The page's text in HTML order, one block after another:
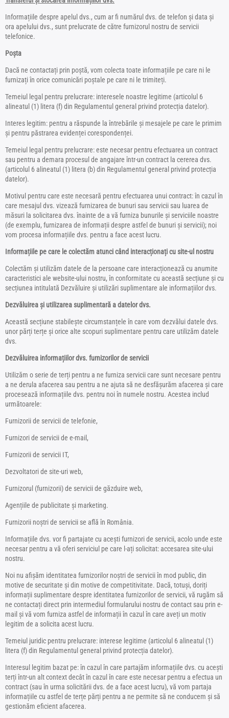
Informațiile despre apelul dvs., cum ar fi numărul dvs. de telefon și data și
ora apelului dvs., sunt prelucrate de către furnizorul nostru de servicii
telefonice.
Poșta
Dacă ne contactați prin poștă, vom colecta toate informațiile pe care ni le
furnizați în orice comunicări poștale pe care ni le trimiteți.
Temeiul legal pentru prelucrare: interesele noastre legitime (articolul 6
alineatul (1) litera (f) din Regulamentul general privind protecția datelor).
Interes legitim: pentru a răspunde la întrebările și mesajele pe care le primim
și pentru păstrarea evidenței corespondenței.
Temeiul legal pentru prelucrare: este necesar pentru efectuarea un contract
sau pentru a demara procesul de angajare într-un contract la cererea dvs.
(articolul 6 alineatul (1) litera (b) din Regulamentul general privind protecția
datelor).
Motivul pentru care este necesară pentru efectuarea unui contract: în cazul în
care mesajul dvs. vizează furnizarea de bunuri sau servicii sau luarea de
măsuri la solicitarea dvs. înainte de a vă furniza bunurile și serviciile noastre
(de exemplu, furnizarea de informații despre astfel de bunuri și servicii); noi
vom procesa informațiile dvs. pentru a face acest lucru.
Informațiile pe care le colectăm atunci când interacționați cu site-ul nostru
Colectăm și utilizăm datele de la persoane care interacționează cu anumite
caracteristici ale website-ului nostru, în conformitate cu această secțiune și cu
secțiunea intitulată Dezvăluire și utilizări suplimentare ale informațiilor dvs.
Dezvăluirea și utilizarea suplimentară a datelor dvs.
Această secțiune stabilește circumstanțele în care vom dezvălui datele dvs.
unor părți terțe și orice alte scopuri suplimentare pentru care utilizăm datele
dvs.
Dezvăluirea informațiilor dvs. furnizorilor de servicii
Utilizăm o serie de terți pentru a ne furniza servicii care sunt necesare pentru
a ne derula afacerea sau pentru a ne ajuta să ne desfășurăm afacerea și care
procesează informațiile dvs. pentru noi în numele nostru. Acestea includ
următoarele:
Furnizorii de servicii de telefonie,
Furnizori de servicii de e-mail,
Furnizorii de servicii IT,
Dezvoltatori de site-uri web,
Furnizorul (furnizorii) de servicii de găzduire web,
Agențiile de publicitate și marketing.
Furnizorii noștri de servicii se află în România.
Informațiile dvs. vor fi partajate cu acești furnizori de servicii, acolo unde este
necesar pentru a vă oferi serviciul pe care l-ați solicitat: accesarea site-ului
nostru.
Noi nu afișăm identitatea furnizorilor noștri de servicii în mod public, din
motive de securitate și din motive de competitivitate. Dacă, totuși, doriți
informații suplimentare despre identitatea furnizorilor de servicii, vă rugăm să
ne contactați direct prin intermediul formularului nostru de contact sau prin e-
mail și vă vom furniza astfel de informații în cazul în care aveți un motiv
legitim de a solicita acest lucru.
Temeiul juridic pentru prelucrare: interese legitime (articolul 6 alineatul (1)
litera (f) din Regulamentul general privind protecția datelor).
Interesul legitim bazat pe: în cazul în care partajăm informațiile dvs. cu acești
terți într-un alt context decât în cazul în care este necesar pentru a efectua un
contract (sau în urma solicitării dvs. de a face acest lucru), vă vom partaja
informațiile cu astfel de terțe părți pentru a ne permite să ne conducem și să
gestionăm eficient afacerea.